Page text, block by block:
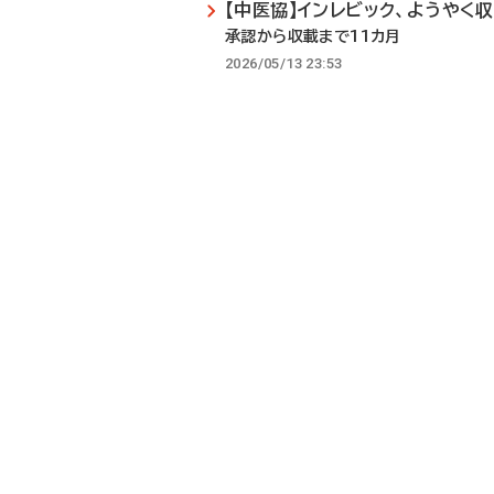
【中医協】インレビック、ようやく
承認から収載まで11カ月
2026/05/13 23:53